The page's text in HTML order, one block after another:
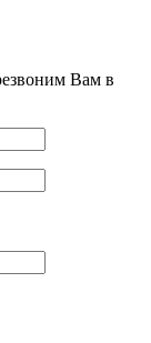
Вам в